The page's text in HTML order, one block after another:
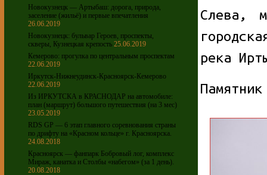
Новокузнецк — Артыбаш: дорога, природа,
заселение (жильё) и первые впечатления
26.06.2019
Новокузнецк: бульвар Героев, проспекты,
скверы, Кузнецкая крепость 25.06.2019
Кемерово: прогулка по центральным проспектам
22.06.2019
Иркутск-Нижнеудинск-Красноярск-Кемерово
22.06.2019
Из ИРКУТСКА в КРАСНОДАР на автомобиле:
план (маршрут) большого путешествия (на 3 мес)
23.05.2019
RDS GP — 6 этап главного соревнования страны
по дрифту на «Красном кольце» г. Красноярска.
24.08.2018
Красноярск — фанпарк Бобровый лог, комплекс
Мираж, канатка и Столбы «набегом» (за 1 день).
20.08.2018
Слева,
река